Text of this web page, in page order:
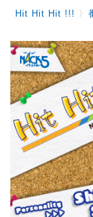
Hit Hit Hit !!! 〉